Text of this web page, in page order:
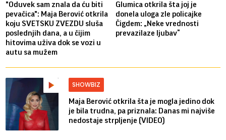
"Oduvek sam znala da ću biti
pevačica": Maja Berović otkrila
koju SVETSKU ZVEZDU sluša
poslednjih dana, a u čijim
hitovima uživa dok se vozi u
autu sa mužem
Glumica otkrila šta joj je
donela uloga zle policajke
Čigdem: „Neke vrednosti
prevazilaze ljubav“
SHOWBIZ
Maja Berović otkrila šta je mogla jedino dok
je bila trudna, pa priznala: Danas mi najviše
nedostaje strpljenje (VIDEO)